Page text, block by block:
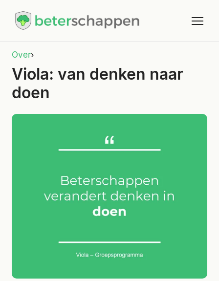
Over›
Viola: van denken naar
doen